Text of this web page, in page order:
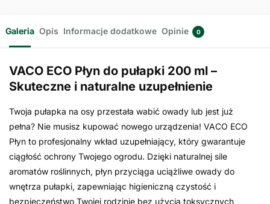
Galeria Opis Informacje dodatkowe Opinie 0
VACO ECO Płyn do pułapki 200 ml –
Skuteczne i naturalne uzupełnienie
Twoja pułapka na osy przestała wabić owady lub jest już
pełna? Nie musisz kupować nowego urządzenia! VACO ECO
Płyn to profesjonalny wkład uzupełniający, który gwarantuje
ciągłość ochrony Twojego ogrodu. Dzięki naturalnej sile
aromatów roślinnych, płyn przyciąga uciążliwe owady do
wnętrza pułapki, zapewniając higieniczną czystość i
bezpieczeństwo Twojej rodzinie bez użycia toksycznych